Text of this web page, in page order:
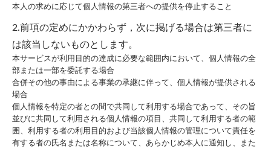
本人の求めに応じて個人情報の第三者への提供を停止すること
2.前項の定めにかかわらず，次に掲げる場合は第三者に
は該当しないものとします。
本サービスが利用目的の達成に必要な範囲内において、個人情報の全
部または一部を委託する場合
合併その他の事由による事業の承継に伴って、個人情報が提供される
場合
個人情報を特定の者との間で共同して利用する場合であって、その旨
並びに共同して利用される個人情報の項目、共同して利用する者の範
囲、利用する者の利用目的および当該個人情報の管理について責任を
有する者の氏名または名称について、あらかじめ本人に通知し、また